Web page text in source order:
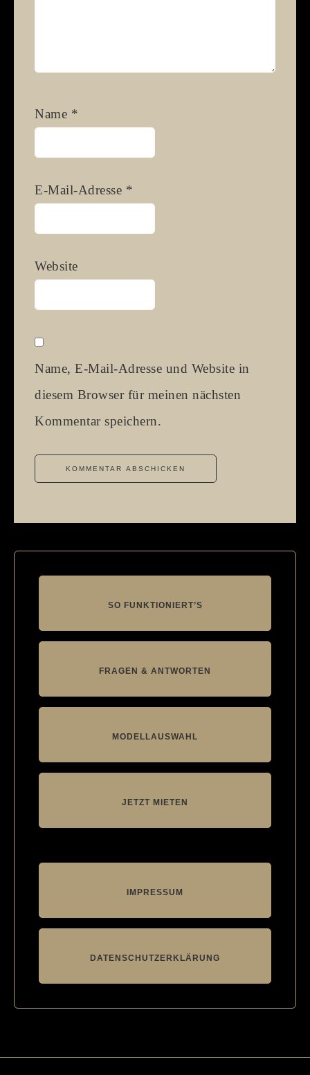
Name *
E-Mail-Adresse *
Website
Name, E-Mail-Adresse und Website in
diesem Browser für meinen nächsten
Kommentar speichern.
SO FUNKTIONIERT’S
FRAGEN & ANTWORTEN
MODELLAUSWAHL
JETZT MIETEN
IMPRESSUM
DATENSCHUTZERKLÄRUNG